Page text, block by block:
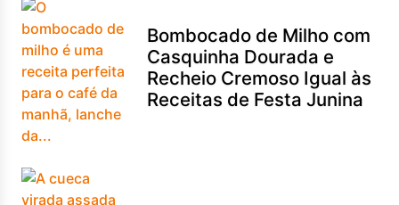
Bombocado de Milho com
Casquinha Dourada e
Recheio Cremoso Igual às
Receitas de Festa Junina